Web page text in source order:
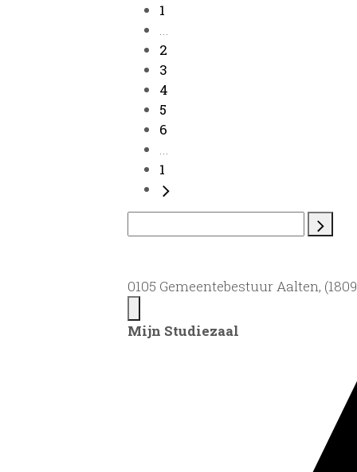
1
...
2
3
4
5
6
...
1
0105 Gemeentebestuur Aalten,
Mijn Studiezaal